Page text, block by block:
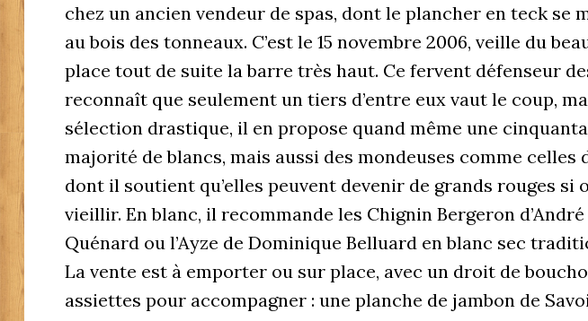
chez un ancien vendeur de spas, dont le plancher en teck se
au bois des tonneaux. C’est le 15 novembre 2006, veille du
place tout de suite la barre très haut. Ce fervent défenseur
reconnaît que seulement un tiers d’entre eux vaut le coup,
sélection drastique, il en propose quand même une
majorité de blancs, mais aussi des mondeuses comme celles
dont il soutient qu’elles peuvent devenir de grands rouges si
vieillir. En blanc, il recommande les Chignin Bergeron
Quénard ou l’Ayze de Dominique Belluard en blanc sec
La vente est à emporter ou sur place, avec un droit de
assiettes pour accompagner : une planche de jambon de